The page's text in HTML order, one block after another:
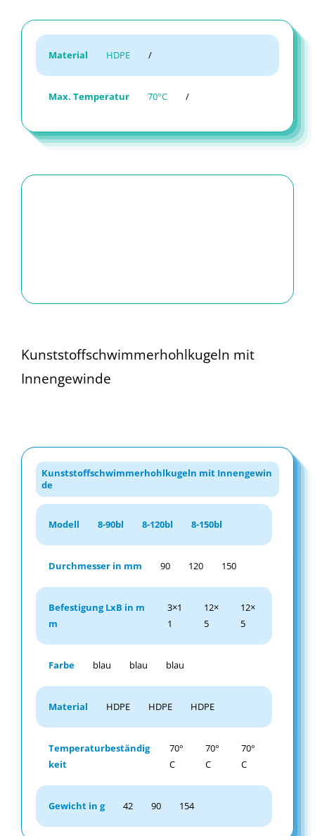
Material HDPE /
Max. Temperatur 70°C /
Kunststoffschwimmerhohlkugeln mit
Innengewinde
Kunststoffschwimmerhohlkugeln mit Innengewin
de
Modell 8-90bl 8-120bl 8-150bl
Durchmesser in mm 90 120 150
Befestigung LxB in m
m
3×1
1
12×
5
12×
5
Farbe blau blau blau
Material HDPE HDPE HDPE
Temperaturbeständig
keit
70°
C
70°
C
70°
C
Gewicht in g 42 90 154